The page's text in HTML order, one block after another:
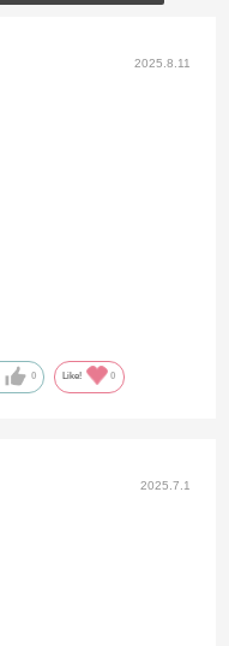
2025.8.11
0 Like! 0
2025.7.1